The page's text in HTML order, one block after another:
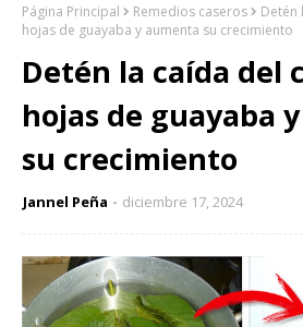
Página Principal Remedios caseros
Detén
hojas de guayaba y aumenta su crecimiento
Detén la caída del
hojas de guayaba
su crecimiento
Jannel Peña diciembre 17, 2024